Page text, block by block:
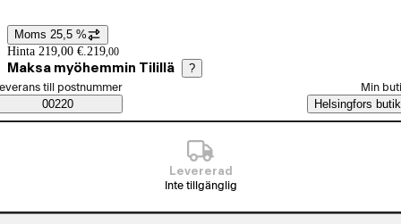
Prisinformation
Moms 25,5 %
Hinta 219,00 €. 219,00
Maksa myöhemmin Tilillä ?
Saatavuustiedot
beställningssätt
till postnummer
00220
Min
Helsingfors butik
Levererad
Inte tillgänglig